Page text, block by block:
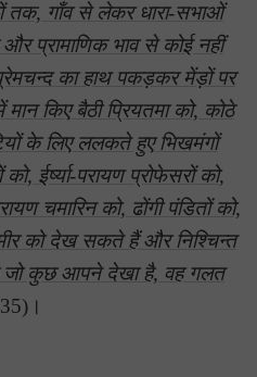
गाँव से लेकर धारा-सभाओं
प्रामाणिक भाव से कोई नहीं
का हाथ पकड़कर मेंड़ों पर
किए बैठी प्रियतमा को, कोठे
के लिए ललकते हुए भिखमंगों
ईर्ष्या-परायण प्रोफेसरों को,
चमारिन को, ढोंगी पंडितों को,
को देख सकते हैं और निश्चिन्त
जो कुछ आपने देखा है, वह गलत